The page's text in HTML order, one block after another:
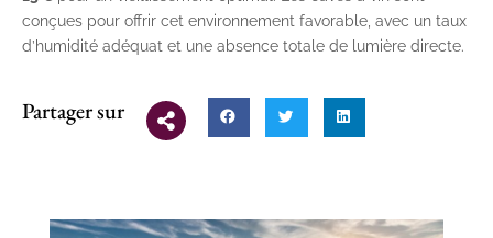
conçues pour offrir cet environnement favorable, avec un taux
d’humidité adéquat et une absence totale de lumière directe.
Partager sur